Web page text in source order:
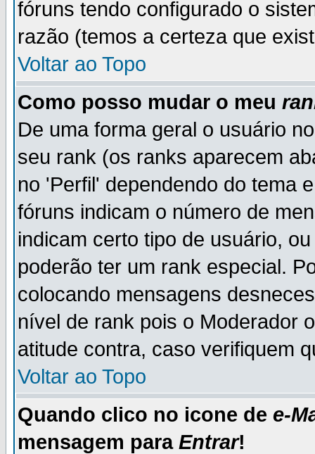
fóruns tendo configurado o
razão (temos a certeza que
Voltar ao Topo
Como posso mudar o meu
De uma forma geral o usuário
seu rank (os ranks aparecem
no 'Perfil' dependendo do tema
fóruns indicam o número de
indicam certo tipo de usuário,
poderão ter um rank especial.
colocando mensagens
nível de rank pois o Moderador
atitude contra, caso verifiquem
Voltar ao Topo
Quando clico no icone de e-
mensagem para Entrar!